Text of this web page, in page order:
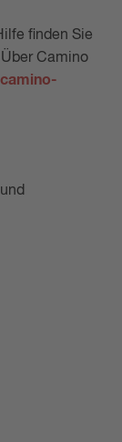
finden Sie
Über Camino